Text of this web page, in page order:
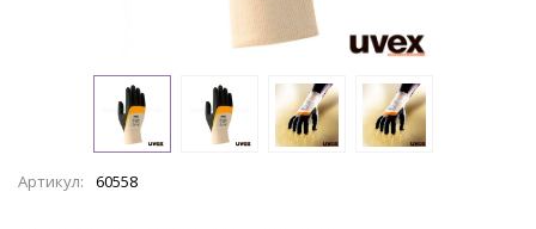
Артикул: 60558